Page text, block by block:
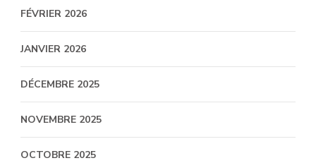
FÉVRIER 2026
JANVIER 2026
DÉCEMBRE 2025
NOVEMBRE 2025
OCTOBRE 2025